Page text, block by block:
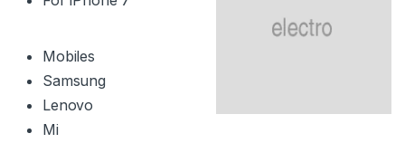
Mobiles
Samsung
Lenovo
Mi